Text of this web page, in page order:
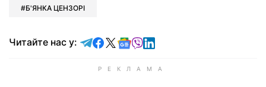
Б'ЯНКА ЦЕНЗОРІ
Читайте нас у: Читайте у Telegram
Читайте у Facebook
Читайте у X
Читайте у Google news
Читайте у Viber
Читайте у LinkedIn